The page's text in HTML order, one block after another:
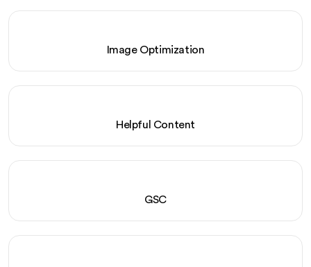
Image Optimization
Helpful Content
GSC